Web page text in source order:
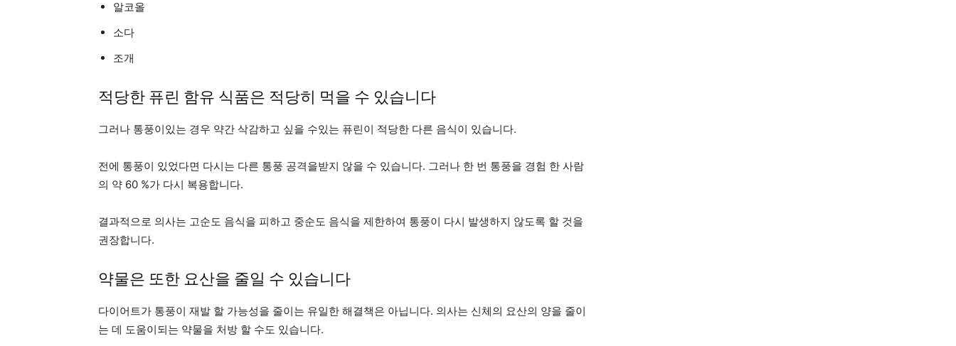
알코올
소다
조개
적당한 퓨린 ​​함유 식품은 적당히 먹을 수 있습니다
그러나 통풍이있는 경우 약간 삭감하고 싶을 수있는 퓨린이 적당한 다른 음식이 있습니다.
전에 통풍이 있었다면 다시는 다른 통풍 공격을받지 않을 수 있습니다. 그러나 한 번 통풍을 경험 한 사람
의 약 60 %가 다시 복용합니다.
결과적으로 의사는 고순도 음식을 피하고 중순도 음식을 제한하여 통풍이 다시 발생하지 않도록 할 것을
권장합니다.
약물은 또한 요산을 줄일 수 있습니다
다이어트가 통풍이 재발 할 가능성을 줄이는 유일한 해결책은 아닙니다. 의사는 신체의 요산의 양을 줄이
는 데 도움이되는 약물을 처방 할 수도 있습니다.